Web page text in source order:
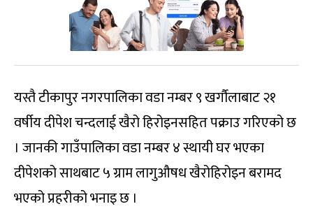
यस्तै टीकापुर नगरपालिका वडा नम्बर ९ खर्गौलाबाट २१
वर्षीय दीपेश चन्दलाई खैरो हिरोइनसहित पक्राउ गरिएको छ
। जानकी गाउँपालिका वडा नम्बर ४ स्थायी घर भएका
दीपेशको साथबाट ५ ग्राम लागुऔषध खैरोहिरोइन बरामद
भएको प्रहरीको भनाइ छ ।